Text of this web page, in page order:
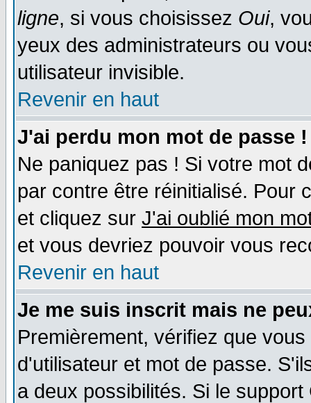
ligne, si vous choisissez Oui,
yeux des administrateurs ou
utilisateur invisible.
Revenir en haut
J'ai perdu mon mot de passe !
Ne paniquez pas ! Si votre mot
par contre être réinitialisé. Pour
et cliquez sur J'ai oublié mon
et vous devriez pouvoir vous
Revenir en haut
Je me suis inscrit mais ne
Premièrement, vérifiez que
d'utilisateur et mot de passe.
a deux possibilités. Si le